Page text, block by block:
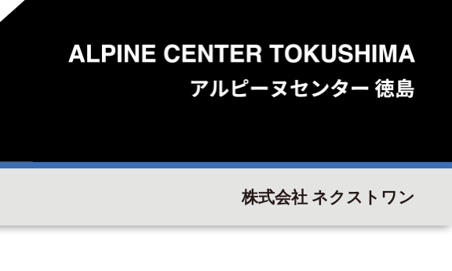
株式会社 ネクストワン